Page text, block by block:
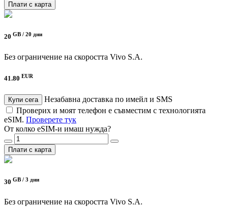
Плати с карта
20 GB / 20 дни
Без ограничение на скоростта Vivo S.A.
41.80 EUR
Купи сега
Незабавна доставка по имейл и SMS
Проверих и моят телефон е съвместим с технологията
eSIM. Проверете тук
От колко eSIM-и имаш нужда?
Плати с карта
30 GB / 3 дни
Без ограничение на скоростта Vivo S.A.